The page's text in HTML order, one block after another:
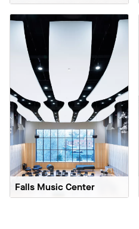
Falls Music Center